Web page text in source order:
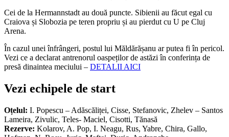
Cei de la Hermannstadt au două puncte. Sibienii au făcut egal cu
Craiova și Slobozia pe teren propriu și au pierdut cu U pe Cluj
Arena.
În cazul unei înfrângeri, postul lui Măldărășanu ar putea fi în pericol.
Vezi ce a declarat antrenorul oaspeților de astăzi în conferința de
presă dinaintea meciului – DETALII AICI
Vezi echipele de start
Oțelul: I. Popescu – Adăscăliței, Cisse, Stefanovic, Zhelev – Santos
Lameira, Zivulic, Teles- Maciel, Cisotti, Tănasă
Rezerve: Kolarov, A. Pop, I. Neagu, Rus, Yabre, Chira, Gallo,